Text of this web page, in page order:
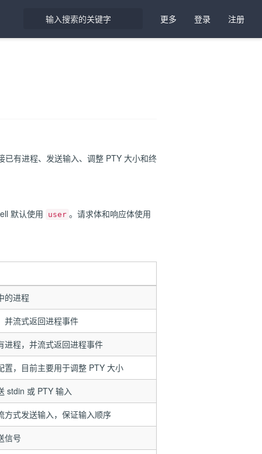
更多 登录 注册
有进程、发送输入、调整 PTY 大小和终
默认使用 user 。请求体和响应体使用
的进程
并流式返回进程事件
进程，并流式返回进程事件
置，目前主要用于调整 PTY 大小
stdin 或 PTY 输入
方式发送输入，保证输入顺序
信号